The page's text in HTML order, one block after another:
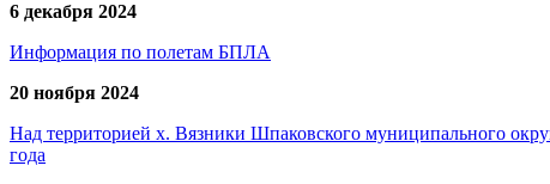
6 декабря 2024
Информация по полетам БПЛА
20 ноября 2024
Над территорией х. Вязники Шпаковского муниципального
года